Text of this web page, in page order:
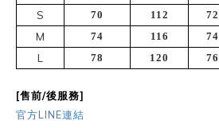
S 70 112 72
M 74 116 74
L
78 120 76
[售前/後服務]
官方LINE連結